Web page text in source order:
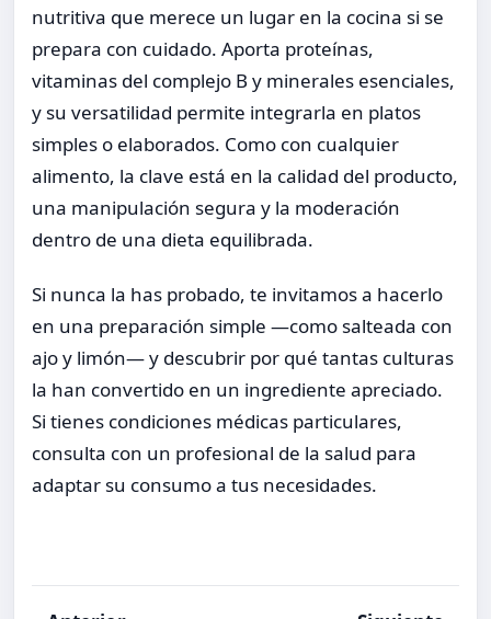
nutritiva que merece un lugar en la cocina si se
prepara con cuidado. Aporta proteínas,
vitaminas del complejo B y minerales esenciales,
y su versatilidad permite integrarla en platos
simples o elaborados. Como con cualquier
alimento, la clave está en la calidad del producto,
una manipulación segura y la moderación
dentro de una dieta equilibrada.
Si nunca la has probado, te invitamos a hacerlo
en una preparación simple —como salteada con
ajo y limón— y descubrir por qué tantas culturas
la han convertido en un ingrediente apreciado.
Si tienes condiciones médicas particulares,
consulta con un profesional de la salud para
adaptar su consumo a tus necesidades.